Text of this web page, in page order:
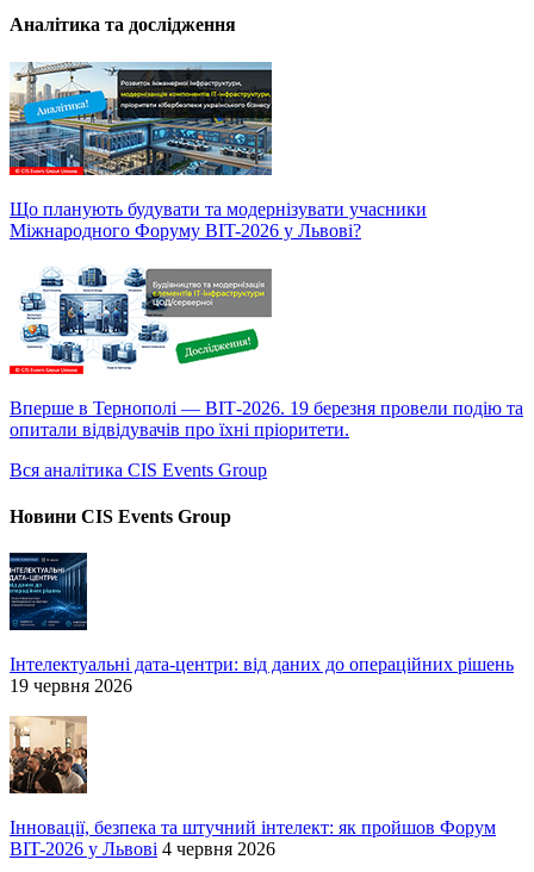
Аналітика та дослідження
Що планують будувати та модернізувати учасники
Міжнародного Форуму BIT-2026 у Львові?
Вперше в Тернополі — ВІТ-2026. 19 березня провели подію та
опитали відвідувачів про їхні пріоритети.
Вся аналітика CIS Events Group
Новини CIS Events Group
Інтелектуальні дата-центри: від даних до операційних рішень
19 червня 2026
Інновації, безпека та штучний інтелект: як пройшов Форум
BIT-2026 у Львові 4 червня 2026